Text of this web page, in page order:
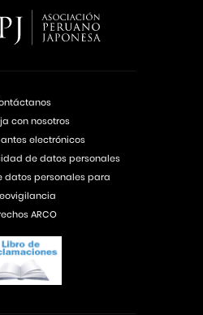
con nosotros
electrónicos
de datos personales
datos personales para
ARCO